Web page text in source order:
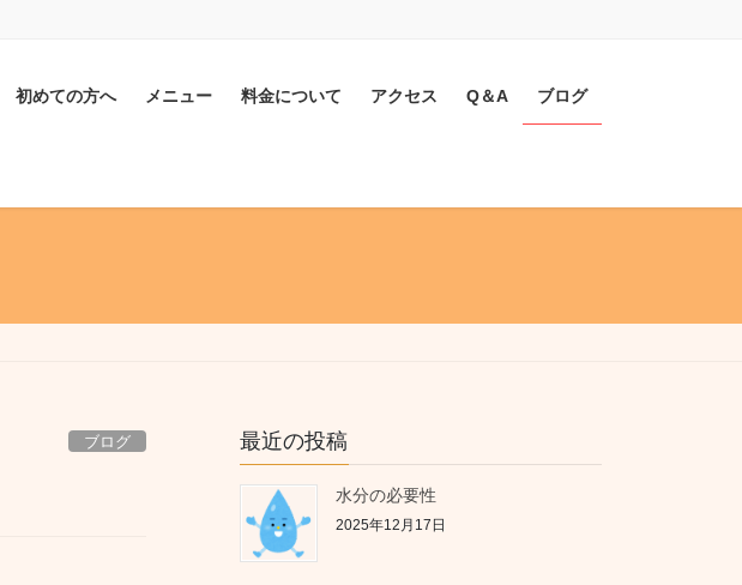
初めての方へ メニュー 料金について アクセス Q＆A ブログ
ブログ 最近の投稿
水分の必要性
2025年12月17日